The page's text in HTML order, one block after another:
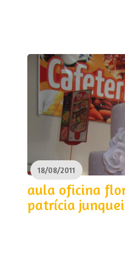
18/08/2011
aula oficina
patrícia